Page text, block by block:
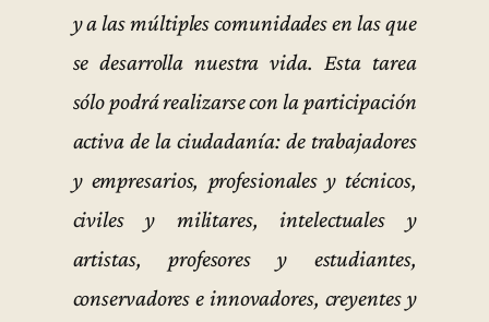
y a las múltiples comunidades en las que
se desarrolla nuestra vida. Esta tarea
sólo podrá realizarse con la participación
activa de la ciudadanía: de trabajadores
y empresarios, profesionales y técnicos,
civiles y militares, intelectuales y
artistas, profesores y estudiantes,
conservadores e innovadores, creyentes y